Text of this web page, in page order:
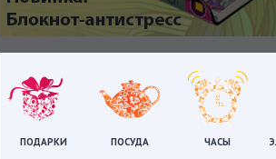
ПОДАРКИ ПОСУДА ЧАСЫ